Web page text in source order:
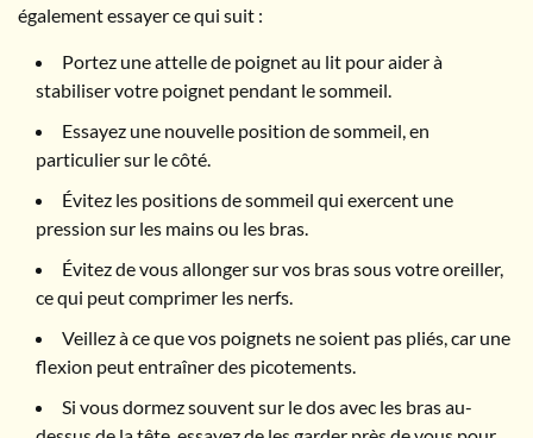
également essayer ce qui suit :
Portez une attelle de poignet au lit pour aider à
stabiliser votre poignet pendant le sommeil.
Essayez une nouvelle position de sommeil, en
particulier sur le côté.
Évitez les positions de sommeil qui exercent une
pression sur les mains ou les bras.
Évitez de vous allonger sur vos bras sous votre oreiller,
ce qui peut comprimer les nerfs.
Veillez à ce que vos poignets ne soient pas pliés, car une
flexion peut entraîner des picotements.
Si vous dormez souvent sur le dos avec les bras au-